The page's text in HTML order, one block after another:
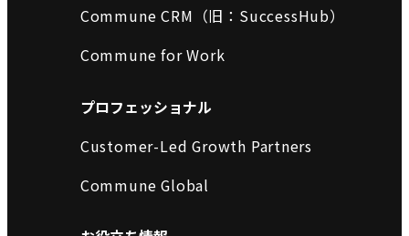
Commune CRM（旧：SuccessHub）
Commune for Work
プロフェッショナル
Customer-Led Growth Partners
Commune Global